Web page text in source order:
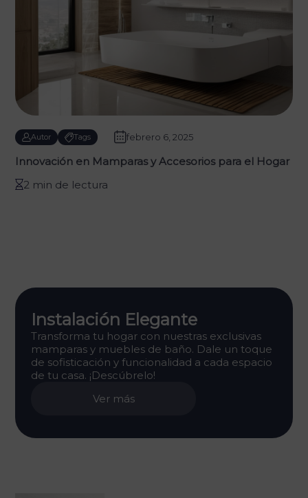
Autor Tags febrero 6, 2025
Innovación en Mamparas y Accesorios para el Hogar
2 min de lectura
Instalación Elegante
Transforma tu hogar con nuestras exclusivas
mamparas y muebles de baño. Dale un toque
de sofisticación y funcionalidad a cada espacio
de tu casa. ¡Descúbrelo!
Ver más